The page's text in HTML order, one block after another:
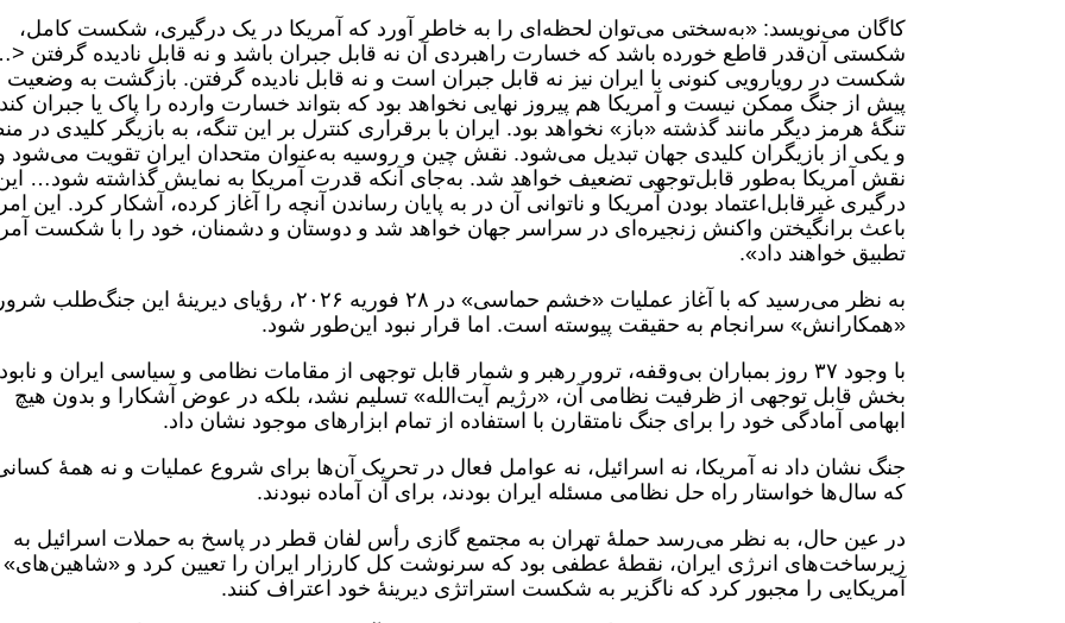
کاگان می‌نویسد: «به‌سختی می‌توان لحظه‌ای را به خاطر آورد که آمریکا در یک درگیری، شکست کامل،
شکستی آن‌قدر قاطع خورده باشد که خسارت راهبردی آن نه قابل جبران باشد و نه قابل نادیده گرفتن
شکست در رویارویی کنونی با ایران نیز نه قابل جبران است و نه قابل نادیده گرفتن. بازگشت به وضعیت
پیش از جنگ ممکن نیست و آمریکا هم پیروز نهایی نخواهد بود که بتواند خسارت وارده را پاک یا جبران
تنگۀ هرمز دیگر مانند گذشته «باز» نخواهد بود. ایران با برقراری کنترل بر این تنگه، به بازیگر کلیدی در
و یکی از بازیگران کلیدی جهان تبدیل می‌شود. نقش چین و روسیه به‌عنوان متحدان ایران تقویت می‌شود
نقش آمریکا به‌طور قابل‌توجهی تضعیف خواهد شد. به‌جای آنکه قدرت آمریکا به نمایش گذاشته شود…
درگیری غیرقابل‌اعتماد بودن آمریکا و ناتوانی آن در به پایان رساندن آنچه را آغاز کرده، آشکار کرد. این امر
باعث برانگیختن واکنش زنجیره‌ای در سراسر جهان خواهد شد و دوستان و دشمنان، خود را با شکست
تطبیق خواهند داد».
به نظر می‌رسید که با آغاز عملیات «خشم حماسی» در ۲۸ فوریه ۲۰۲۶، رؤیای دیرینۀ این
«همکارانش» سرانجام به حقیقت پیوسته است. اما قرار نبود این‌طور شود.
با وجود ۳۷ روز بمباران بی‌وقفه، ترور رهبر و شمار قابل توجهی از مقامات نظامی و سیاسی ایران و
بخش قابل توجهی از ظرفیت نظامی آن، «رژیم آیت‌الله» تسلیم نشد، بلکه در عوض آشکارا و بدون هیچ
ابهامی آمادگی خود را برای جنگ نامتقارن با استفاده از تمام ابزارهای موجود نشان داد.
جنگ نشان داد نه آمریکا، نه اسرائیل، نه عوامل فعال در تحریک آن‌ها برای شروع عملیات و نه همۀ
که سال‌ها خواستار راه حل نظامی مسئله ایران بودند، برای آن آماده نبودند.
در عین حال، به نظر می‌رسد حملۀ تهران به مجتمع گازی رأس لفان قطر در پاسخ به حملات اسرائیل به
زیرساخت‌های انرژی ایران، نقطۀ عطفی بود که سرنوشت کل کارزار ایران را تعیین کرد و «شاهین‌های»
آمریکایی را مجبور کرد که ناگزیر به شکست استراتژی دیرینۀ خود اعتراف کنند.